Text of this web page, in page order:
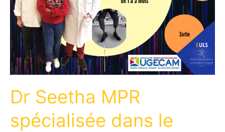
Dr Seetha MPR
spécialisée dans le